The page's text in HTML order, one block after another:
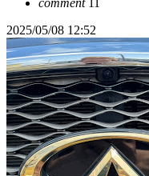
comment11
2025/05/08 12:52